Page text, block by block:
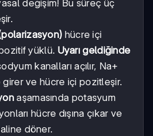
değişim! Bu süreç üç
hücre içi
yüklü. Uyarı geldiğinde
kanalları açılır, Na+
girer ve hücre içi pozitleşir.
aşamasında potasyum
hücre dışına çıkar ve
döner.